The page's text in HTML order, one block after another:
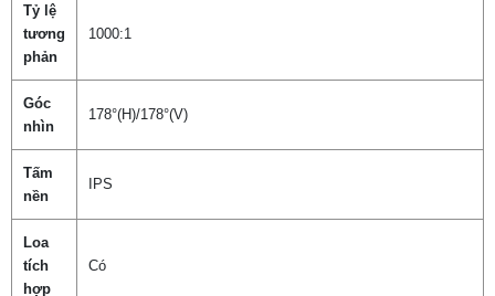
Tỷ lệ
tương
phản
1000:1
Góc
nhìn
178°(H)/178°(V)
Tấm
nền
IPS
Loa
tích
hợp
Có